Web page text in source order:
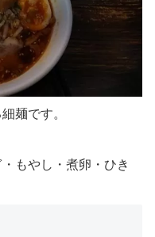
麺です。
もやし・煮卵・ひき